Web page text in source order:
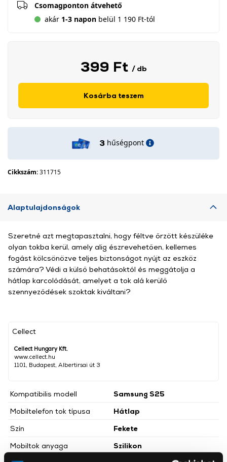
Csomagponton átvehető
akár 1-3 napon belül 1 190 Ft-tól
399 Ft / db
Kosárba teszem
3 hűségpont
Cikkszám:311715
Alaptulajdonságok
Cellect
Cellect Hungary Kft.
www.cellect.hu
1101, Budapest, Albertirsai út 3
Kompatibilis modell
Samsung S25
Mobiltelefon tok típusa
Hátlap
Szín
Fekete
Mobiltok anyaga
Szilikon
Szeretné azt megtapasztalni, hogy féltve őrzött készüléke
olyan tokba kerül, amely alig észrevehetően, kellemes
fogást kölcsönözve teljes biztonságot nyújt az eszköz
számára? Védi a külső behatásoktól és meggátolja a
hátlap karcolódását, amelyet a tok alá kerülő
szennyeződések szoktak kiváltani?